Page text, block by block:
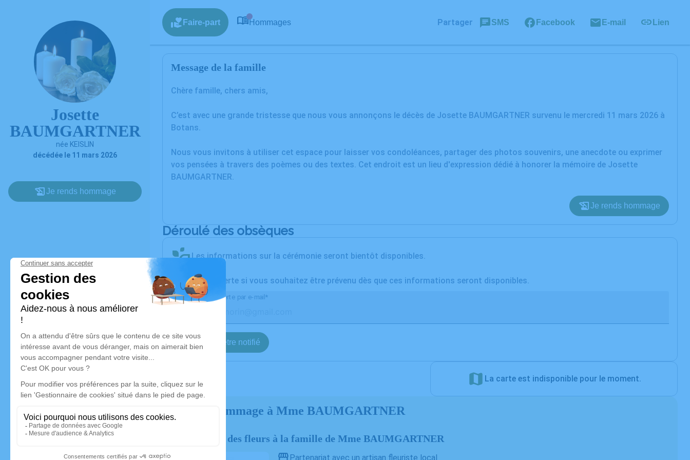
Josette
BAUMGARTNER
née KEISLIN
décédée le 11 mars 2026
Je rends hommage
Faire-part Hommages Partager SMS Facebook E-mail Lien
Message de la famille
Chère famille, chers amis,
C’est avec une grande tristesse que nous vous annonçons le décès de Josette BAUMGARTNER survenu le mercredi 11 mars 2026 à
Botans.
Nous vous invitons à utiliser cet espace pour laisser vos condoléances, partager des photos souvenirs, une anecdote ou exprimer
vos pensées à travers des poèmes ou des textes. Cet endroit est un lieu d'expression dédié à honorer la mémoire de Josette
BAUMGARTNER.
Je rends hommage
Déroulé des obsèques
Les informations sur la cérémonie seront bientôt disponibles.
Activez une alerte si vous souhaitez être prévenu dès que ces informations seront disponibles.
Recevoir une alerte par e-mail*
Je veux être notifié
La carte est indisponible pour le moment.
Rendez hommage à Mme BAUMGARTNER
Faites livrer des fleurs à la famille de Mme BAUMGARTNER
Partenariat avec un artisan fleuriste local